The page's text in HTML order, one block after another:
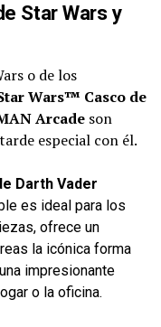
Star Wars y
o de los
Wars™ Casco de
Arcade son
especial con él.
Darth Vader
es ideal para los
ofrece un
la icónica forma
impresionante
o la oficina.